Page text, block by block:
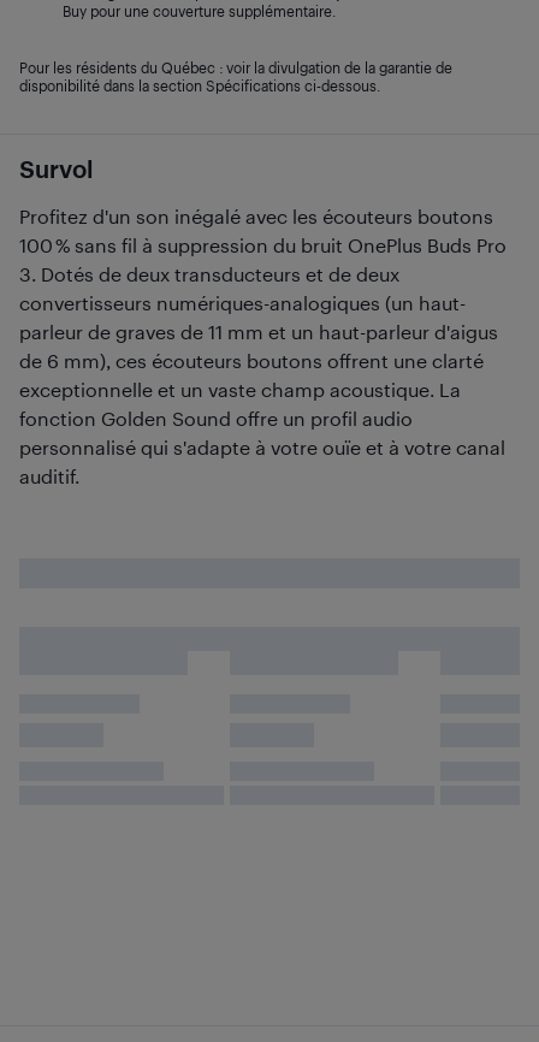
Survol
Profitez d'un son inégalé avec les écouteurs boutons
100 % sans fil à suppression du bruit OnePlus Buds Pro
3. Dotés de deux transducteurs et de deux
convertisseurs numériques-analogiques (un haut-
parleur de graves de 11 mm et un haut-parleur d'aigus
de 6 mm), ces écouteurs boutons offrent une clarté
exceptionnelle et un vaste champ acoustique. La
fonction Golden Sound offre un profil audio
personnalisé qui s'adapte à votre ouïe et à votre canal
auditif.
Buy pour une couverture supplémentaire.
Pour les résidents du Québec : voir la divulgation de la garantie de
disponibilité dans la section Spécifications ci-dessous.